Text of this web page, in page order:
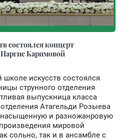
состоялся концерт
Каримовой
искусств состоялся
струнного отделения
выпускница класса
Атагельди Розыева
и разножанровую
мировой
сольно, так и в ансамбле с